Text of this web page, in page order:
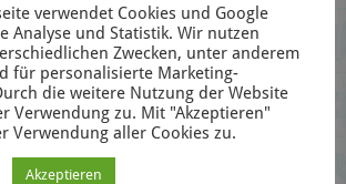
verwendet Cookies und Google
Analyse und Statistik. Wir nutzen
Zwecken, unter anderem
für personalisierte Marketing-
die weitere Nutzung der Website
Verwendung zu. Mit "Akzeptieren"
Verwendung aller Cookies zu.
Akzeptieren